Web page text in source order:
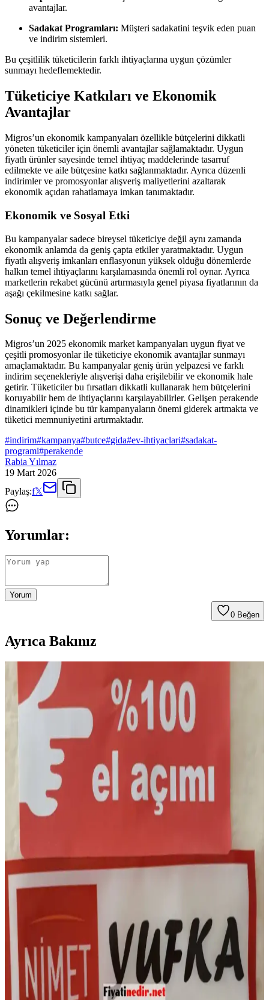
avantajlar.
Sadakat Programları: Müşteri sadakatini teşvik eden puan
ve indirim sistemleri.
Bu çeşitlilik tüketicilerin farklı ihtiyaçlarına uygun çözümler
sunmayı hedeflemektedir.
Tüketiciye Katkıları ve Ekonomik
Avantajlar
Migros’un ekonomik kampanyaları özellikle bütçelerini dikkatli
yöneten tüketiciler için önemli avantajlar sağlamaktadır. Uygun
fiyatlı ürünler sayesinde temel ihtiyaç maddelerinde tasarruf
edilmekte ve aile bütçesine katkı sağlanmaktadır. Ayrıca düzenli
indirimler ve promosyonlar alışveriş maliyetlerini azaltarak
ekonomik açıdan rahatlamaya imkan tanımaktadır.
Ekonomik ve Sosyal Etki
Bu kampanyalar sadece bireysel tüketiciye değil aynı zamanda
ekonomik anlamda da geniş çapta etkiler yaratmaktadır. Uygun
fiyatlı alışveriş imkanları enflasyonun yüksek olduğu dönemlerde
halkın temel ihtiyaçlarını karşılamasında önemli rol oynar. Ayrıca
marketlerin rekabet gücünü artırmasıyla genel piyasa fiyatlarının da
aşağı çekilmesine katkı sağlar.
Sonuç ve Değerlendirme
Migros’un 2025 ekonomik market kampanyaları uygun fiyat ve
çeşitli promosyonlar ile tüketiciye ekonomik avantajlar sunmayı
amaçlamaktadır. Bu kampanyalar geniş ürün yelpazesi ve farklı
indirim seçenekleriyle alışverişi daha erişilebilir ve ekonomik hale
getirir. Tüketiciler bu fırsatları dikkatli kullanarak hem bütçelerini
koruyabilir hem de ihtiyaçlarını karşılayabilirler. Gelişen perakende
dinamikleri içinde bu tür kampanyaların önemi giderek artmakta ve
tüketici memnuniyetini artırmaktadır.
#indirim#kampanya#butce#gida#ev-ihtiyaclari#sadakat-
programi#perakende
Rabia Yılmaz
19 Mart 2026
Paylaş:f𝕏
Yorumlar:
Yorum
0 Beğen
Ayrıca Bakınız
Safeway Marketlerinde Et Alışverişi: Kalite,
İndirimler ve Tasarruf Yöntemleri
Safeway marketlerinde kaliteli et ürünleri uygun fiyatlarla sunuluyor.
İndirimler, kuponlar ve vakumlu paketleme yöntemleriyle tasarruf
sağlanırken, mobil uygulama alışverişi kolaylaştırıyor.
Yemek Teslimat Uygulamalarında Tasarruf
Yöntemleri ve Alternatif Yaklaşımlar Üzerine Analiz
Yemek teslimat uygulamalarında teslimat ücreti olmadan
indirimlerden yararlanma, evde yemek yapma ve abonelik sistemleri
gibi maliyet düşürücü yöntemler detaylıca incelenmektedir.
Yemekleri İçin 114,93 Euro Bütçe Planlaması
Belçika'da iki kişilik aile için 114,93 Euro bütçeyle iki haftalık
market alışverişi ve akşam yemekleri planlandı. İndirimli ürünler ve
mevsim sebzeleriyle dengeli, çeşitli ve ekonomik beslenme sağlandı.
Marketlerde Ücretsiz ve İndirimli Balık Artıkları:
Kullanım Alanları ve Gıda İsrafı Önlemleri
Marketlerde ücretsiz veya indirimli sunulan somon balığı artıkları,
besin değeri yüksek ve çeşitli yemeklerde kullanılabilir. Bu
uygulama gıda israfını azaltırken ekonomik avantaj sağlar.